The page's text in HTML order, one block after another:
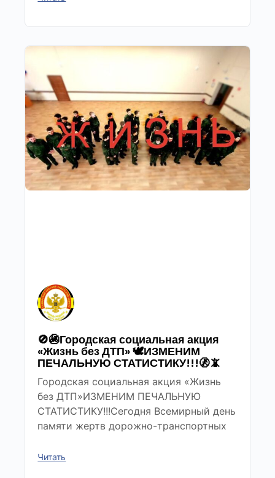
🚫🚳Городская социальная акция
«Жизнь без ДТП» 🕊ИЗМЕНИМ
ПЕЧАЛЬНУЮ СТАТИСТИКУ!!!🚷📵
Городская социальная акция «Жизнь
без ДТП»ИЗМЕНИМ ПЕЧАЛЬНУЮ
СТАТИСТИКУ!!!Сегодня Всемирный день
памяти жертв дорожно-транспортных
Читать